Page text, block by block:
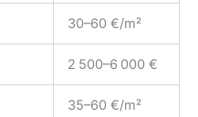
30–60 €/m²
2 500–6 000 €
35–60 €/m²